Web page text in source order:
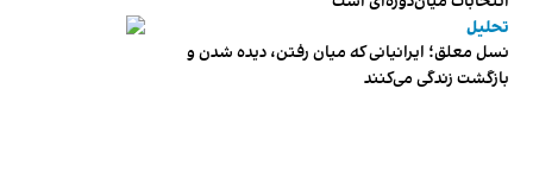
تحلیل
نسل معلق؛ ایرانیانی که میان رفتن، دیده شدن و
بازگشت زندگی می‌کنند